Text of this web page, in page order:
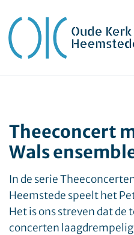
Theeconcert
Wals
In de serie
Heemstede speelt het
Het is ons streven dat de
concerten